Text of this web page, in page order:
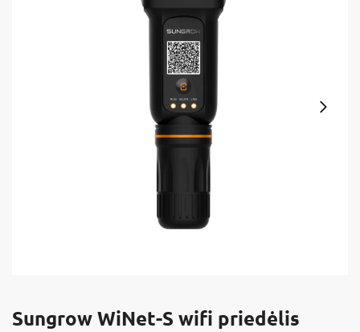
Sungrow WiNet-S wifi priedėlis